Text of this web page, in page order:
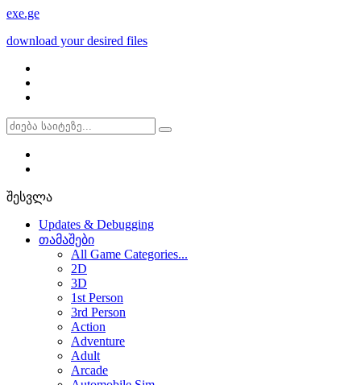
exe.ge
download your desired files
შესვლა
Updates & Debugging
თამაშები
All Game Categories...
2D
3D
1st Person
3rd Person
Action
Adventure
Adult
Arcade